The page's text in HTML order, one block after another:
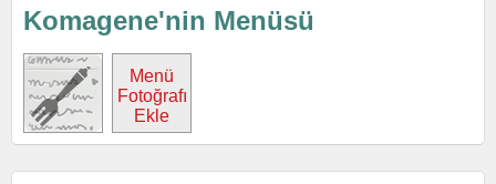
Komagene'nin Menüsü
Menü
Fotoğrafı
Ekle